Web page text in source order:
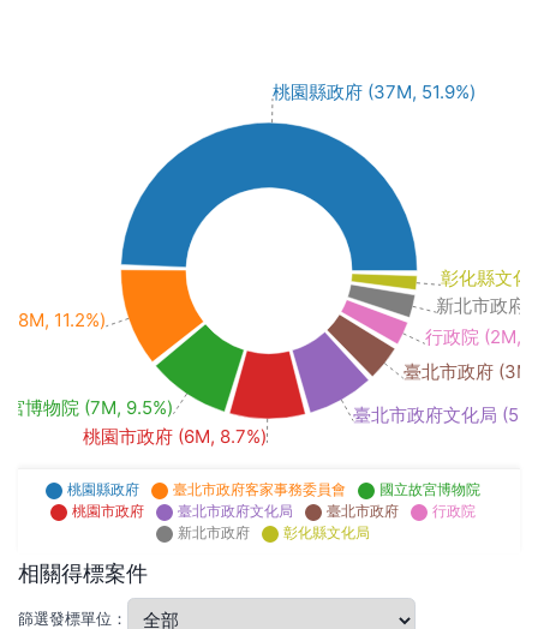
桃園縣政府 (37M, 51.9%)
(8M, 11.2%)
宮博物院 (7M, 9.5%)
桃園市政府 (6M, 8.7%)
臺北市政府文化局
臺北市政府 (3M,
行政院 (2M,
新北市政府
彰化縣文化
桃園縣政府 臺北市政府客家事務委員會
國立故宮博物院
桃園市政府
臺北市政府文化局 臺北市政府
行政院
新北市政府
彰化縣文化局
相關得標案件
篩選發標單位：